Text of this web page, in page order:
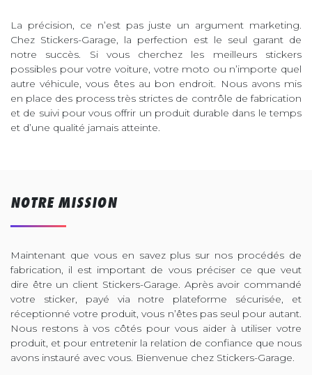
La précision, ce n’est pas juste un argument marketing.
Chez Stickers-Garage, la perfection est le seul garant de
notre succès. Si vous cherchez les meilleurs stickers
possibles pour votre voiture, votre moto ou n’importe quel
autre véhicule, vous êtes au bon endroit. Nous avons mis
en place des process très strictes de contrôle de fabrication
et de suivi pour vous offrir un produit durable dans le temps
et d’une qualité jamais atteinte.
NOTRE MISSION
Maintenant que vous en savez plus sur nos procédés de
fabrication, il est important de vous préciser ce que veut
dire être un client Stickers-Garage. Après avoir commandé
votre sticker, payé via notre plateforme sécurisée, et
réceptionné votre produit, vous n’êtes pas seul pour autant.
Nous restons à vos côtés pour vous aider à utiliser votre
produit, et pour entretenir la relation de confiance que nous
avons instauré avec vous. Bienvenue chez Stickers-Garage.